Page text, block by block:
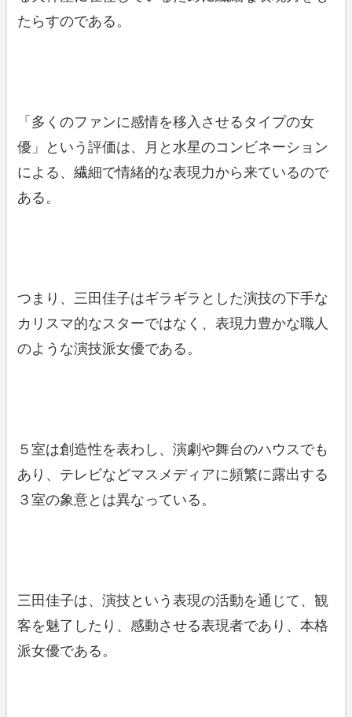
たらすのである。
「多くのファンに感情を移入させるタイプの女
優」という評価は、月と水星のコンビネーション
による、繊細で情緒的な表現力から来ているので
ある。
つまり、三田佳子はギラギラとした演技の下手な
カリスマ的なスターではなく、表現力豊かな職人
のような演技派女優である。
５室は創造性を表わし、演劇や舞台のハウスでも
あり、テレビなどマスメディアに頻繁に露出する
３室の象意とは異なっている。
三田佳子は、演技という表現の活動を通じて、観
客を魅了したり、感動させる表現者であり、本格
派女優である。